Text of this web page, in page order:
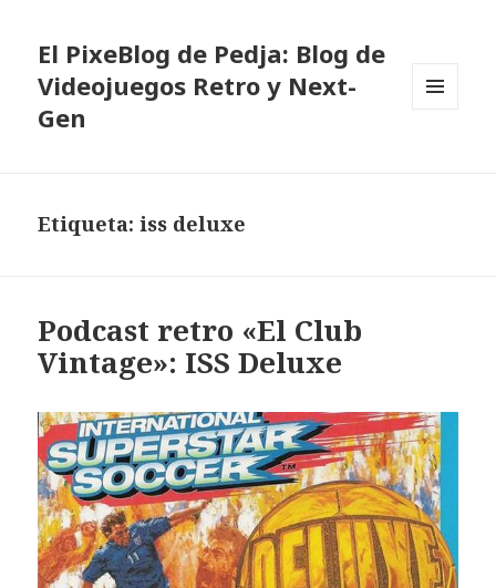
El PixeBlog de Pedja: Blog de
Videojuegos Retro y Next-
Gen
Etiqueta:iss deluxe
Podcast retro «El Club
Vintage»: ISS Deluxe